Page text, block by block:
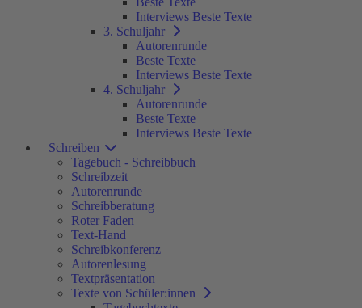
Interviews Beste Texte
3. Schuljahr
Autorenrunde
Beste Texte
Interviews Beste Texte
4. Schuljahr
Autorenrunde
Beste Texte
Interviews Beste Texte
Schreiben
Tagebuch - Schreibbuch
Schreibzeit
Autorenrunde
Schreibberatung
Roter Faden
Text-Hand
Schreibkonferenz
Autorenlesung
Textpräsentation
Texte von Schüler:innen